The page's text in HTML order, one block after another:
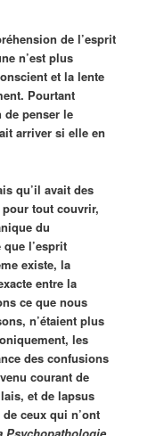
de l’esprit
n’est plus
et la lente
Pourtant
de penser le
arriver si elle en
qu’il avait des
pour tout couvrir,
du
l’esprit
existe, la
entre la
ce que nous
n’étaient plus
les
des confusions
courant de
et de lapsus
ceux qui n’ont
Psychopathologie